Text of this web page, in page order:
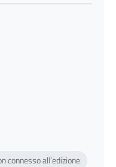
connesso all’edizione